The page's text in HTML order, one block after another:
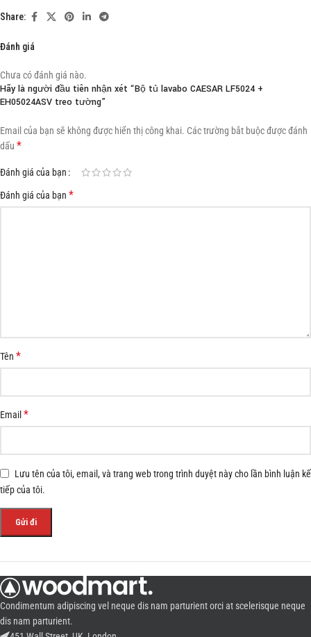
Share:
Đánh giá
Chưa có đánh giá nào.
Hãy là người đầu tiên nhận xét “Bộ tủ lavabo CAESAR LF5024 +
EH05024ASV treo tường”
Email của bạn sẽ không được hiển thị công khai. Các trường bắt buộc được đánh
dấu *
Đánh giá của bạn
Đánh giá của bạn *
Tên *
Email*
Lưu tên của tôi, email, và trang web trong trình duyệt này cho lần bình luận kế
tiếp của tôi.
Condimentum adipiscing vel neque dis nam parturient orci at scelerisque neque
dis nam parturient.